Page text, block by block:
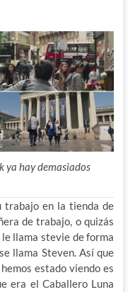
ya hay demasiados
trabajo en la tienda de
de trabajo, o quizás
llama stevie de forma
llama Steven. Así que
estado viendo es
era el Caballero Luna